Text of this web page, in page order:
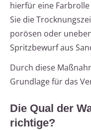
hierfür eine
Sie die
porösen oder
Spritzbewurf aus
Durch diese
Grundlage für das
Die Qual der
richtige?